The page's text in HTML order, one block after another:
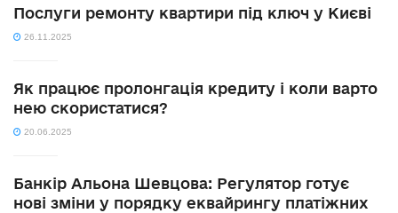
Послуги ремонту квартири під ключ у Києві
26.11.2025
Як працює пролонгація кредиту і коли варто
нею скористатися?
20.06.2025
Банкір Альона Шевцова: Регулятор готує
нові зміни у порядку еквайрингу платіжних